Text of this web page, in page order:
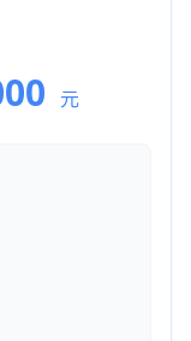
元